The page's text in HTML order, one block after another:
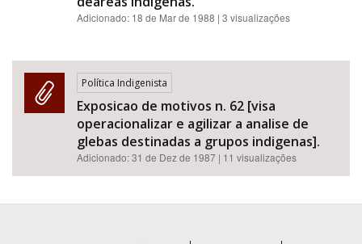
Adicionado: 18 de Mar de 1988 | 3 visualizações
Política Indigenista
Exposicao de motivos n. 62 [visa
operacionalizar e agilizar a analise de
glebas destinadas a grupos indigenas].
Adicionado:31 de Dez de 1987 | 11 visualizações